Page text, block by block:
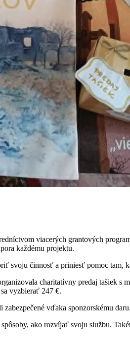
viacerých grantových
každému projektu.
svoju činnosť a priniesť pomoc tam,
charitatívny predaj tašiek
vyzbierať 247 €.
vďaka sponzorskému daru.
ako rozvíjať svoju službu.